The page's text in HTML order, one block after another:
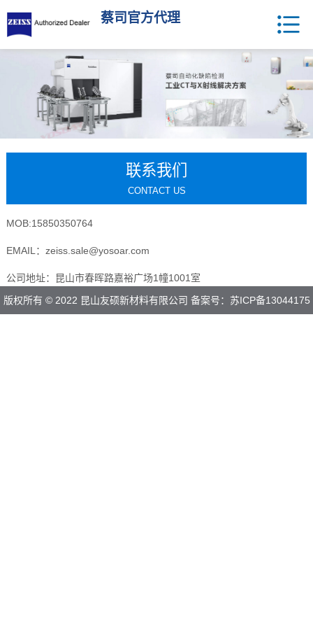
蔡司官方代理
联系我们
CONTACT US
MOB:15850350764
EMAIL：zeiss.sale@yosoar.com
公司地址：昆山市春晖路嘉裕广场1幢1001室
版权所有 © 2022 昆山友硕新材料有限公司 备案号： 苏ICP备13044175